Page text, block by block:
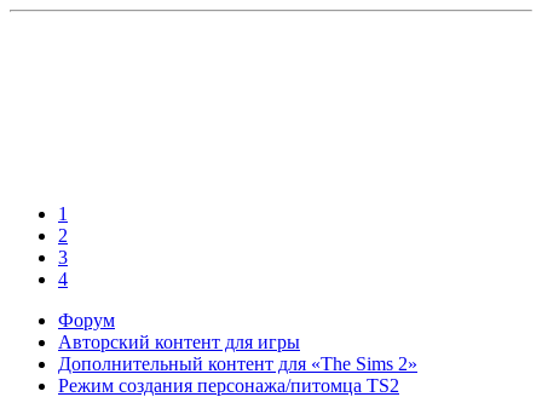
1
2
3
4
Форум
Авторский контент для игры
Дополнительный контент для «The Sims 2»
Режим создания персонажа/питомца TS2